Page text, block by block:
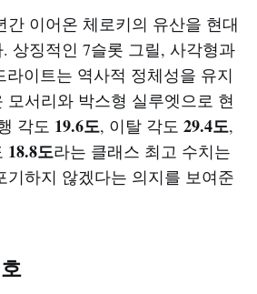
간 이어온 체로키의 유산을 현대
상징적인 7슬롯 그릴, 사각형과
라이트는 역사적 정체성을 유지
모서리와 박스형 실루엣으로 현
각도 19.6도, 이탈 각도 29.4도,
18.8도라는 클래스 최고 수치는
기하지 않겠다는 의지를 보여준